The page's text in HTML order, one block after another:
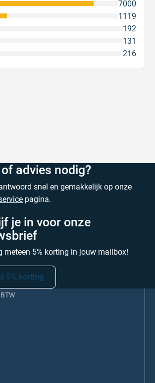
216
131
192
1119
7000
advies nodig?
snel en gemakkelijk op onze
pagina.
je in voor onze
meteen 5% korting in jouw mailbox!
5% korting